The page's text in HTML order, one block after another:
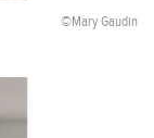
©Mary Gaudin